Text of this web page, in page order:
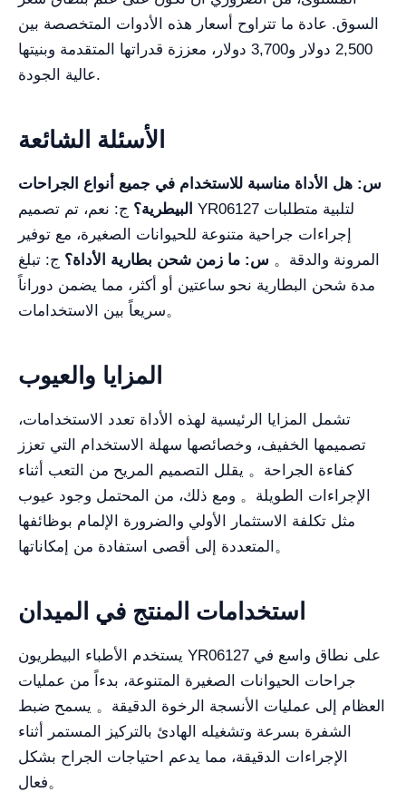
السوق. عادة ما تتراوح أسعار هذه الأدوات المتخصصة بين
2,500 دولار و3,700 دولار، معززة قدراتها المتقدمة وبنيتها
عالية الجودة.
الأسئلة الشائعة
س: هل الأداة مناسبة للاستخدام في جميع أنواع الجراحات
البيطرية؟ ج: نعم، تم تصميم YR06127 لتلبية متطلبات
إجراءات جراحية متنوعة للحيوانات الصغيرة، مع توفير
المرونة والدقة。 س: ما زمن شحن بطارية الأداة؟ ج: تبلغ
مدة شحن البطارية نحو ساعتين أو أكثر، مما يضمن دوراناً
سريعاً بين الاستخدامات。
المزايا والعيوب
تشمل المزايا الرئيسية لهذه الأداة تعدد الاستخدامات،
تصميمها الخفيف، وخصائصها سهلة الاستخدام التي تعزز
كفاءة الجراحة。 يقلل التصميم المريح من التعب أثناء
الإجراءات الطويلة。 ومع ذلك، من المحتمل وجود عيوب
مثل تكلفة الاستثمار الأولي والضرورة الإلمام بوظائفها
المتعددة إلى أقصى استفادة من إمكاناتها。
استخدامات المنتج في الميدان
يستخدم الأطباء البيطريون YR06127 على نطاق واسع في
جراحات الحيوانات الصغيرة المتنوعة، بدءاً من عمليات
العظام إلى عمليات الأنسجة الرخوة الدقيقة。 يسمح ضبط
الشفرة بسرعة وتشغيله الهادئ بالتركيز المستمر أثناء
الإجراءات الدقيقة، مما يدعم احتياجات الجراح بشكل
فعال。